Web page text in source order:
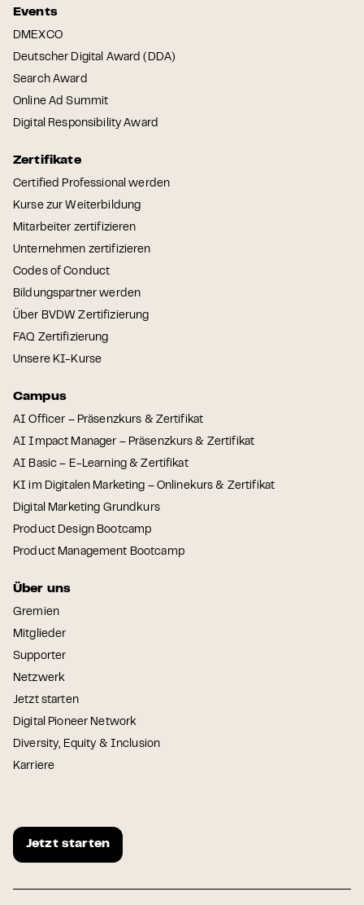
Events
DMEXCO
Deutscher Digital Award (DDA)
Search Award
Online Ad Summit
Digital Responsibility Award
Zertifikate
Certified Professional werden
Kurse zur Weiterbildung
Mitarbeiter zertifizieren
Unternehmen zertifizieren
Codes of Conduct
Bildungspartner werden
Über BVDW Zertifizierung
FAQ Zertifizierung
Unsere KI-Kurse
Campus
AI Officer – Präsenzkurs & Zertifikat
AI Impact Manager – Präsenzkurs & Zertifikat
AI Basic – E-Learning & Zertifikat
KI im Digitalen Marketing – Onlinekurs & Zertifikat
Digital Marketing Grundkurs
Product Design Bootcamp
Product Management Bootcamp
Über uns
Gremien
Mitglieder
Supporter
Netzwerk
Jetzt starten
Digital Pioneer Network
Diversity, Equity & Inclusion
Karriere
Jetzt starten